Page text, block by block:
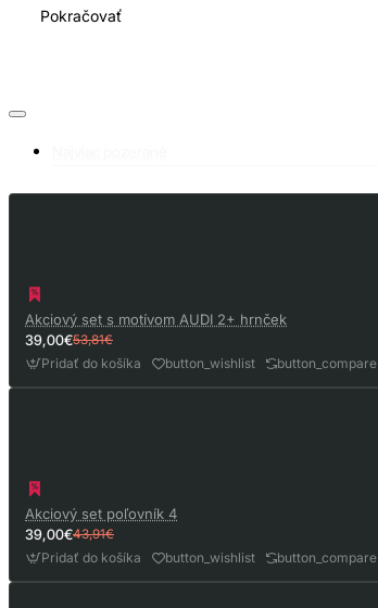
Pokračovať
Akciový set s motívom AUDI 2+ hrnček
39,00€53,81€
Pridať do košíka button_wishlist button_compare
Akciový set poľovník 4
39,00€43,91€
Pridať do košíka button_wishlist button_compare